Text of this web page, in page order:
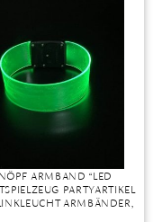
ARMBAND “LED
PARTYARTIKEL
ARMBÄNDER,